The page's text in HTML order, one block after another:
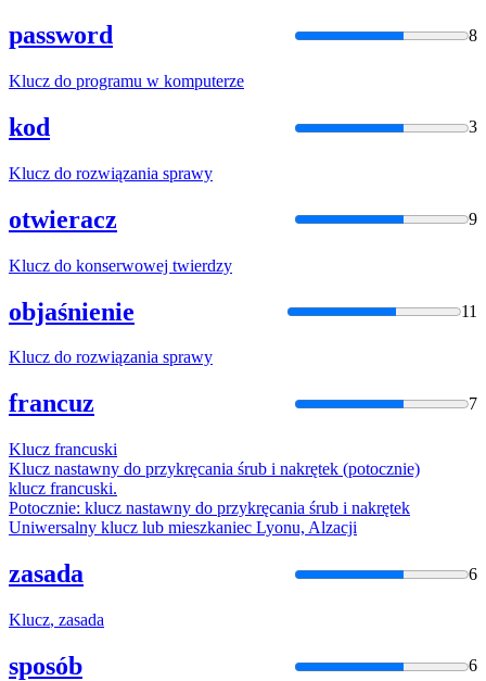
password 8
Klucz do programu w komputerze
kod 3
Klucz do rozwiązania sprawy
otwieracz 9
Klucz do konserwowej twierdzy
objaśnienie 11
Klucz do rozwiązania sprawy
francuz 7
Klucz francuski
Klucz nastawny do przykręcania śrub i nakrętek (potocznie)
klucz francuski.
Potocznie: klucz nastawny do przykręcania śrub i nakrętek
Uniwersalny klucz lub mieszkaniec Lyonu, Alzacji
zasada 6
Klucz, zasada
sposób 6